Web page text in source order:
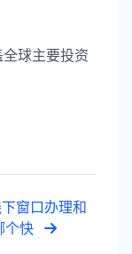
球主要投资
窗口办理和
个快